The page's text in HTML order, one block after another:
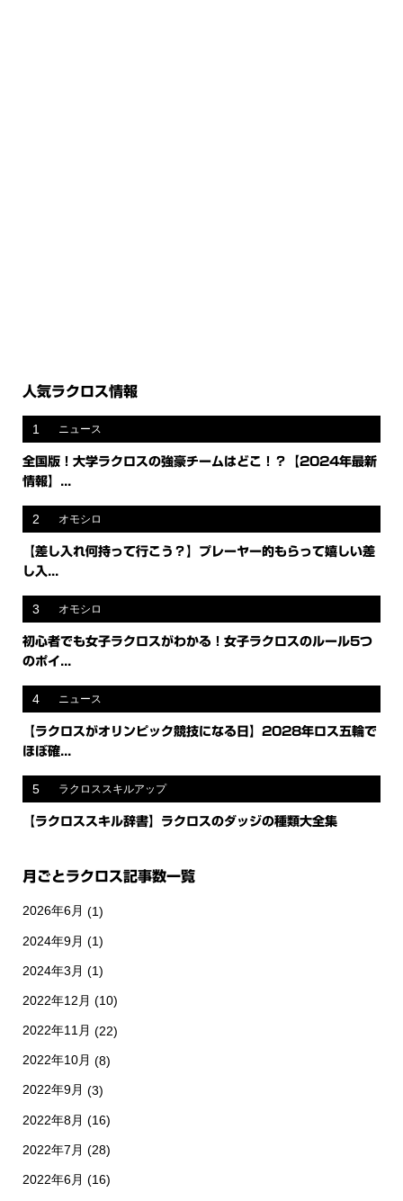
人気ラクロス情報
1 ニュース
全国版！大学ラクロスの強豪チームはどこ！？【2024年最新
情報】...
2 オモシロ
【差し入れ何持って行こう？】プレーヤー的もらって嬉しい差
し入...
3 オモシロ
初心者でも女子ラクロスがわかる！女子ラクロスのルール5つ
のポイ...
4 ニュース
【ラクロスがオリンピック競技になる日】2028年ロス五輪で
ほぼ確...
5 ラクロススキルアップ
【ラクロススキル辞書】ラクロスのダッジの種類大全集
月ごとラクロス記事数一覧
2026年6月 (1)
2024年9月 (1)
2024年3月 (1)
2022年12月 (10)
2022年11月 (22)
2022年10月 (8)
2022年9月 (3)
2022年8月 (16)
2022年7月 (28)
2022年6月 (16)